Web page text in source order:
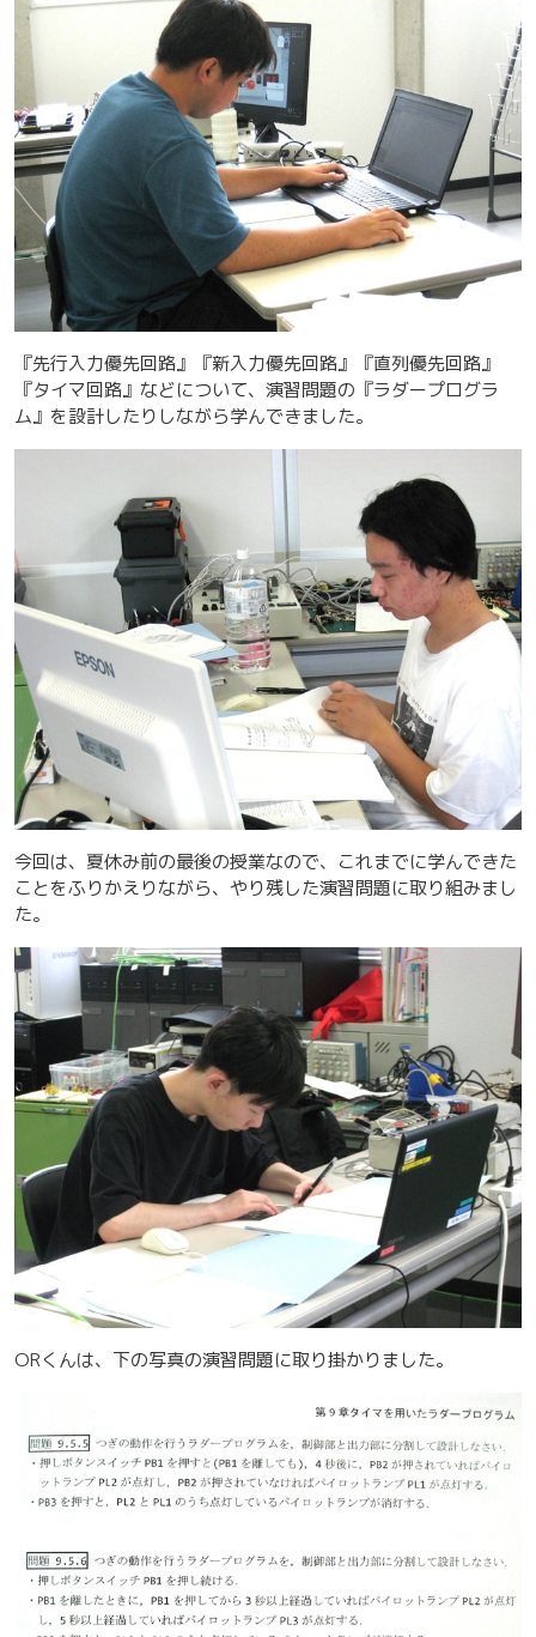
『先行入力優先回路』『新入力優先回路』『直列優先回路』
『タイマ回路』などについて、演習問題の『ラダープログラ
ム』を設計したりしながら学んできました。
今回は、夏休み前の最後の授業なので、これまでに学んできた
ことをふりかえりながら、やり残した演習問題に取り組みまし
た。
ORくんは、下の写真の演習問題に取り掛かりました。